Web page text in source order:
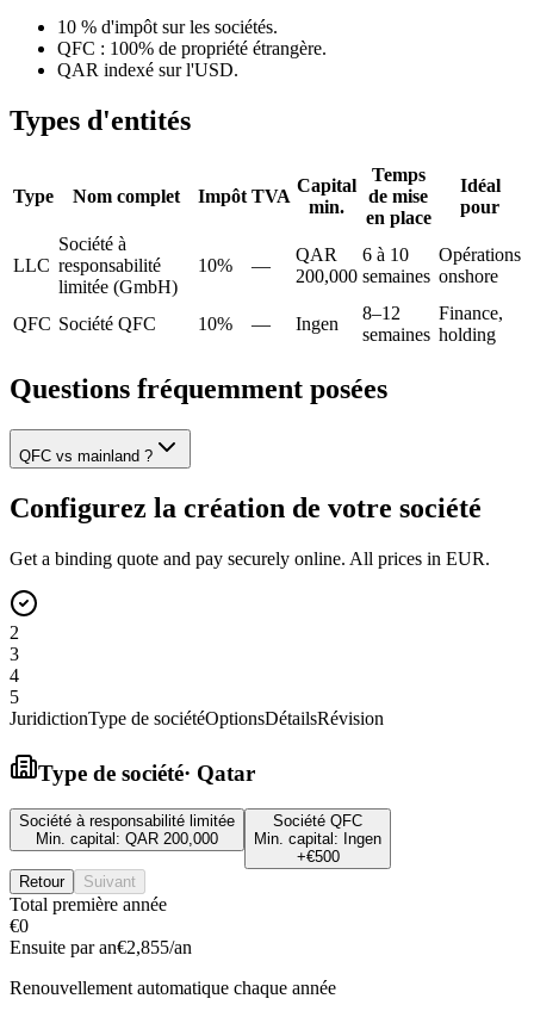
10 % d'impôt sur les sociétés.
QFC : 100% de propriété étrangère.
QAR indexé sur l'USD.
Types d'entités
Type Nom complet Impôt TVA
Capital
min.
Temps
de mise
en place
Idéal
pour
LLC
Société à
responsabilité
limitée (GmbH)
10% —
QAR
200,000
6 à 10
semaines
Opérations
onshore
QFC Société QFC 10% — Ingen
8–12
semaines
Finance,
holding
Questions fréquemment posées
QFC vs mainland ?
Configurez la création de votre société
Get a binding quote and pay securely online. All prices in EUR.
2
3
4
5
JuridictionType de sociétéOptionsDétailsRévision
Type de société· Qatar
Société à responsabilité limitée
Min. capital: QAR 200,000
Société QFC
Min. capital: Ingen
+€500
Retour
Suivant
Total première année
€0
Ensuite par an€2,855/an
Renouvellement automatique chaque année